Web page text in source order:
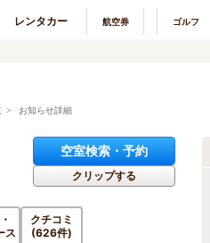
レンタカー 航空券 ゴルフ
> お知らせ詳細
空室検索・予約
クリップする
ス
クチコミ
(626件)